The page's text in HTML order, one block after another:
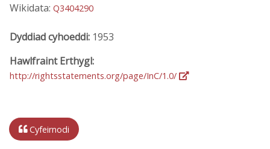
Wikidata: Q3404290
Dyddiad cyhoeddi: 1953
Hawlfraint Erthygl:
http://rightsstatements.org/page/InC/1.0/
Cyfeirnodi